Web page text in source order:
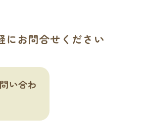
にお問合せください
い合わ